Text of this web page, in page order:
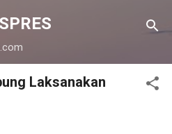
konten utama
Laksanakan